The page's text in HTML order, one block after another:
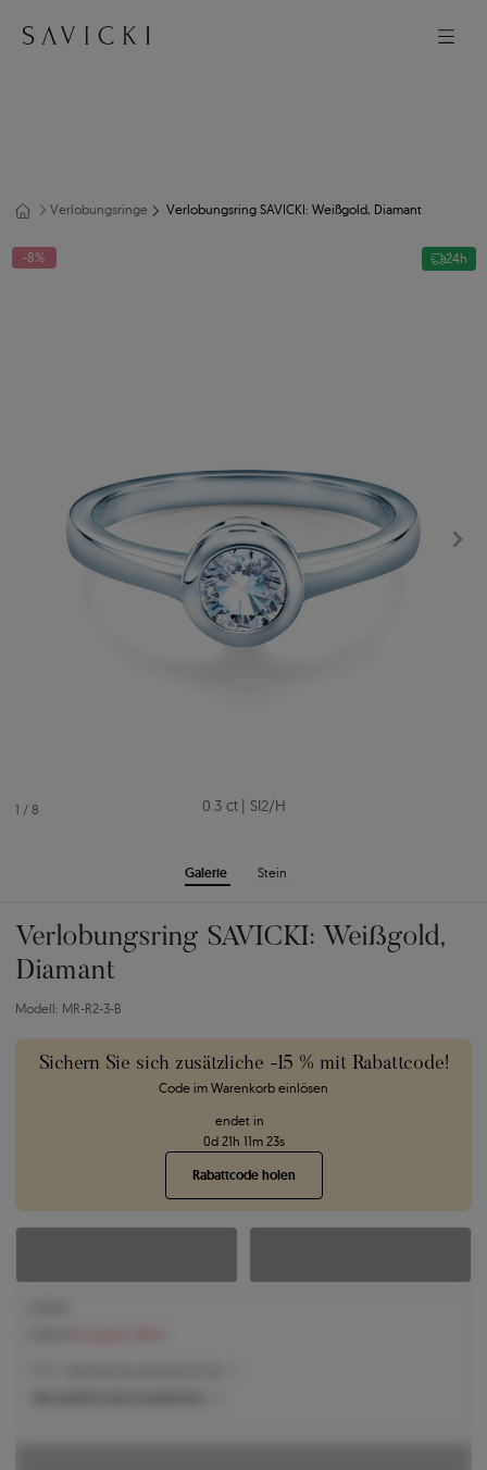
Verlobungsringe Verlobungsring SAVICKI: Weißgold, Diamant
1 / 8
Galerie Stein
-8% 24h
0.3 ct | SI2/H
Verlobungsring SAVICKI: Weißgold,
Diamant
Modell: MR-R2-3-B
Sichern Sie sich zusätzliche -15 % mit Rabattcode!
Code im Warenkorb einlösen
endet in
0d 21h 11m 22s
Rabattcode holen